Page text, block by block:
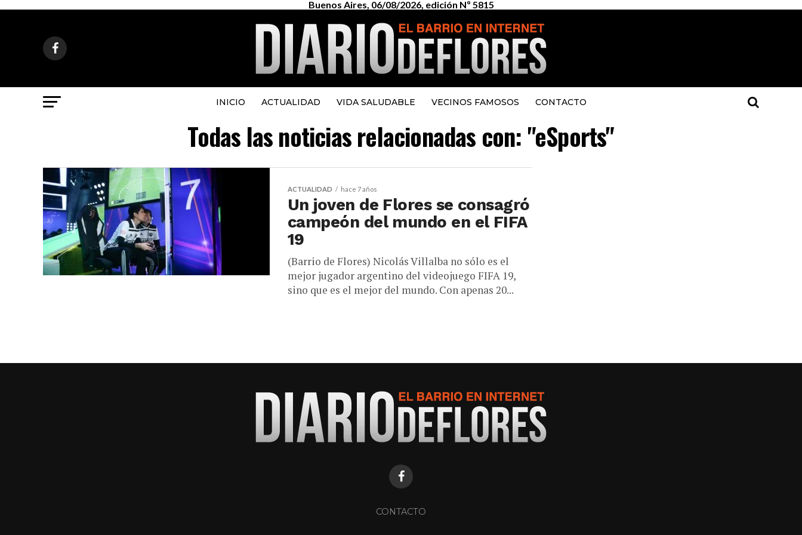
Buenos Aires, 06/08/2026, edición Nº 5815
INICIO ACTUALIDAD VIDA SALUDABLE VECINOS FAMOSOS CONTACTO
Todas las noticias relacionadas con: "eSports"
ACTUALIDAD hace 7 años
Un joven de Flores se consagró
campeón del mundo en el FIFA
19
(Barrio de Flores) Nicolás Villalba no sólo es el
mejor jugador argentino del videojuego FIFA 19,
sino que es el mejor del mundo. Con apenas 20...
CONTACTO